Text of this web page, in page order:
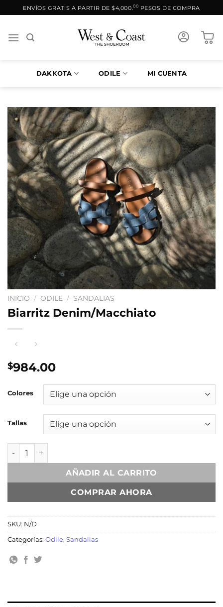
al
ENVÍOS GRATIS A PARTIR DE $4,000.00 PESOS DE COMPRA
DAKKOTA ODILE MI CUENTA
INICIO / ODILE / SANDALIAS
Biarritz Denim/Macchiato
$984.00
Colores
Tallas
Biarritz Denim/Macchiato cantidad
AÑADIR AL CARRITO
COMPRAR AHORA
SKU: N/D
Categorías: Odile, Sandalias